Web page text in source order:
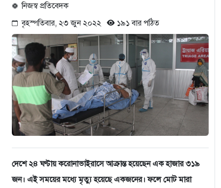
নিজস্ব প্রতিবেদক
বৃহস্পতিবার, ২৩ জুন ২০২২
১৯১ বার পঠিত
দেশে ২৪ ঘণ্টায় করোনাভাইরাসে আক্রান্ত হয়েছেন এক হাজার ৩১৯
জন। এই সময়ের মধ্যে মৃত্যু হয়েছে একজনের। ফলে মোট মারা